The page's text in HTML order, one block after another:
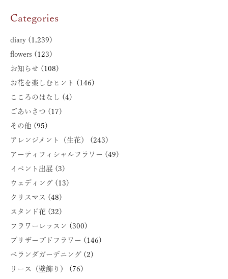
Categories
diary (1,239)
flowers (123)
お知らせ (108)
お花を楽しむヒント
(146)
こころのはなし (4)
ごあいさつ (17)
その他 (95)
アレンジメント（生花）
(243)
アーティフィシャルフラワー (49)
イベント出展 (3)
ウェディング (13)
クリスマス (48)
スタンド花 (32)
フラワーレッスン (300)
プリザーブドフラワー (146)
ベランダガーデニング (2)
リース（壁飾り）
(76)